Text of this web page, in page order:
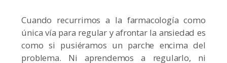
Cuando recurrimos a la farmacología como
única vía para regular y afrontar la ansiedad es
como si pusiéramos un parche encima del
problema. Ni aprendemos a regularlo, ni